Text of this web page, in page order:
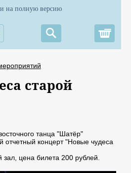
на полную версию
старой
танца "Шатёр"
отчетный концерт "Новые чудеса
цена билета 200 рублей.